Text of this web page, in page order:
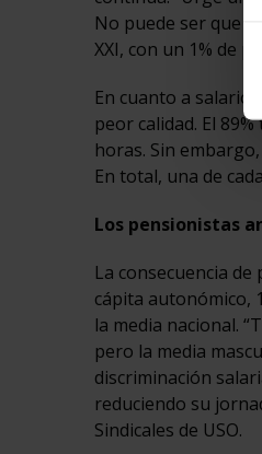
No puede ser que
XXI, con un 1% de
En cuanto a
peor calidad. El
horas. Sin
En total, una de
Los pensionistas
La consecuencia
cápita autonómico,
la media nacional.
pero la media
discriminación
reduciendo su
Sindicales de USO.